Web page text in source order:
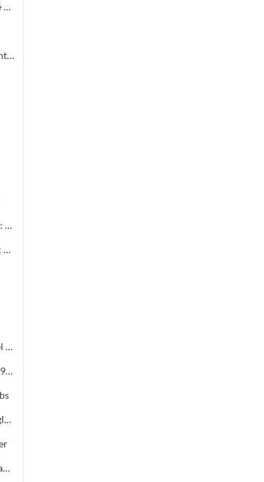
O.M.S. : Subventions et répartitions. Factures. Bilans d'activité Conventions avec la ville
Centre Médico Sportif : Assemblées générales, fonctionnement, projet de contrat, subvention
Projet d'agrandissement de la piscine Paul Vaillant Couturier : 6 plans
Ensemble sportif de la Prairie. Création de 3 courts de tennis : 1ère tranche (1997). Projet d'éclairage (1983)
Stade du Moulinet : Utilisation de la piste d'athlétisme Raphaël Pujazon
Piscine Paul Vaillant Couturier : Cours de natation scolaire (1992-1999). Transport des scolaires (1995-1998). Utilisation de la piscine par les scolaires (1997-1998)
Piscine Paul Vaillant Couturier : Courrier divers, horaires, règlement des cours, vols, plan d'organisation de secours, accident du 16 juin 1997, procès-verbal de la Commission de Sécurité
Piscine Paul Vaillant Couturier : Coût de fonctionnement. Bilan d'activité